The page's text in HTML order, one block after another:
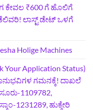
ಕೇವಲ ₹600 ಗೆ ಹೊಲಿಗೆ
ಲಾಸ್ಟ್‌ ಡೇಟ್‌ ಒಳಗೆ
Holige Machines
Your Application Status)
ಗಮನಕ್ಕೆ! ದಾಖಲೆ
1109782,
1231289, ಹುಕ್ಕೇರಿ